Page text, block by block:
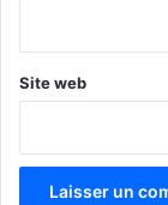
Site web